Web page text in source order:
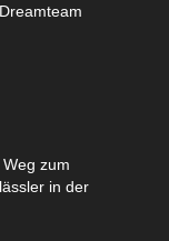
zum
in der